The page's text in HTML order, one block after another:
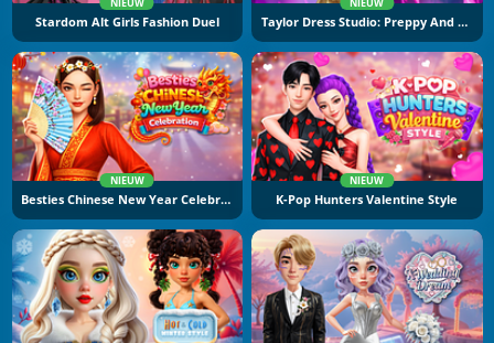
Stardom Alt Girls Fashion Duel Taylor Dress Studio: Preppy And Wild West Glam
NIEUW
Besties Chinese New Year Celebration
NIEUW
K-Pop Hunters Valentine Style